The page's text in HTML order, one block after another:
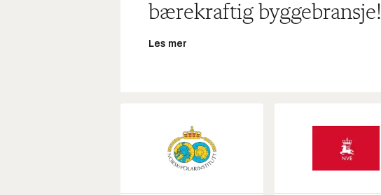
bærekraftig byggebransje!
Les mer